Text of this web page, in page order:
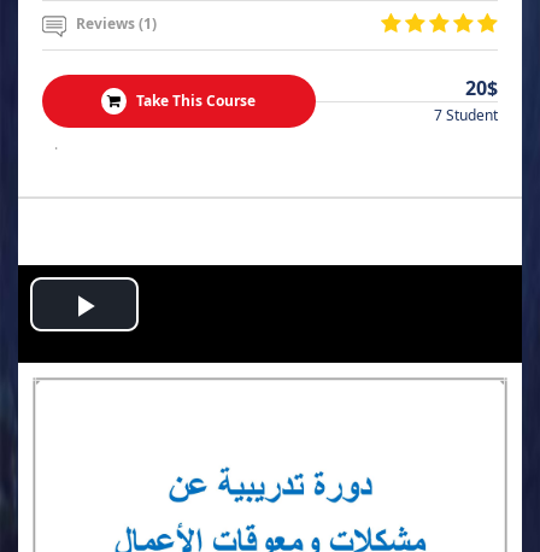
Reviews (1)
Take This Course 20$
7 Student
.
Play
Video